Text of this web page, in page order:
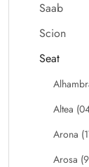
Saab
Scion
Seat
Altea
Arona
Arosa